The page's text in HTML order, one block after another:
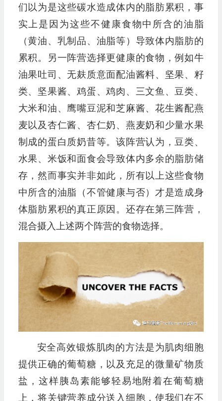
们以为是这些碳水造成体内的脂肪累积，事
实上是因为这些不健康食物中所含的油脂
（黄油、乳制品、油脂等）导致体内脂肪的
累积。另一阵营选择更健康的食物，例如牛
油果吐司、无麸质意面配油酱料、坚果、籽
类、坚果酱、鸡蛋、鸡肉、三文鱼、豆类、
大米和油、鹰嘴豆泥和芝麻酱、花生酱配燕
麦以及杏仁酱、杏仁奶、燕麦奶和少量水果
制成的蛋白质奶昔等。该阵营认为，豆类、
水果、米饭和面食会导致体内多余的脂肪储
存，然而事实并非如此，所有以上这些食物
中所含的油脂（不管健康与否）才是造成身
体脂肪累积的真正原因。还存在第三阵营，
混合摄入上述两个阵营的食物选择。
安全高效锻炼肌肉的方法是为肌肉细胞
提供正确的葡萄糖，以及充足的微量矿物质
盐，这样胰岛素能够轻易地附着在葡萄糖
上，将关键营养成分送入细胞，使我们在不